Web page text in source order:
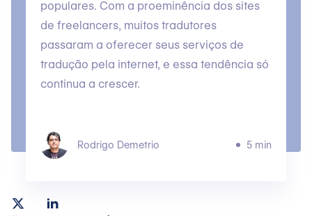
populares. Com a proeminência dos sites
de freelancers, muitos tradutores
passaram a oferecer seus serviços de
tradução pela internet, e essa tendência só
continua a crescer.
Rodrigo Demetrio 5 min